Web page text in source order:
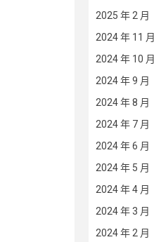
2025 年 2 月
2024 年 11 月
2024 年 10 月
2024 年 9 月
2024 年 8 月
2024 年 7 月
2024 年 6 月
2024 年 5 月
2024 年 4 月
2024 年 3 月
2024 年 2 月